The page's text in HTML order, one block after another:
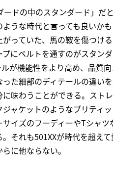
ードの中のスタンダード」だ
ような時代と言っても良いか
っていた、馬の鞍を傷つけ
にベルトを通すのがスタン
が機能性をより高め、品質
た細部のディテールの違い
に味わうことができる。スト
ャケットのようなブリティ
サイズのフーディーやTシャ
それも501XXが時代を超え
に他ならない。